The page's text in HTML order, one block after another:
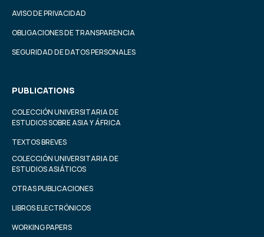
AVISO DE PRIVACIDAD
OBLIGACIONES DE TRANSPARENCIA
SEGURIDAD DE DATOS PERSONALES
PUBLICATIONS
COLECCIÓN UNIVERSITARIA DE
ESTUDIOS SOBRE ASIA Y ÁFRICA
TEXTOS BREVES
COLECCIÓN UNIVERSITARIA DE
ESTUDIOS ASIÁTICOS
OTRAS PUBLICACIONES
LIBROS ELECTRÓNICOS
WORKING PAPERS